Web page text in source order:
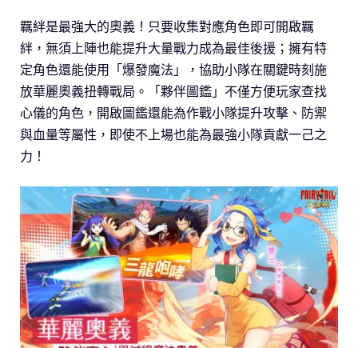
羈絆是最強大的奧義！只要收集對應角色即可開啟羈
絆，無須上陣也能提升大量戰力成為最佳後援；擁有特
定角色還能使用「爆發魔法」，協助小隊在關鍵時刻施
放華麗奧義扭轉戰局。「夥伴圖鑑」不僅方便玩家查找
心儀的角色，開啟圖鑑還能為作戰小隊提升攻擊、防禦
與血量等屬性，即使不上場也能為最強小隊貢獻一己之
力！